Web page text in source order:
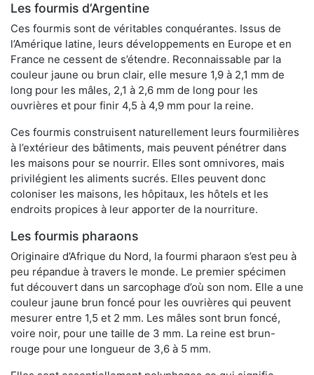
Les fourmis d’Argentine
Ces fourmis sont de véritables conquérantes. Issus de
l’Amérique latine, leurs développements en Europe et en
France ne cessent de s’étendre. Reconnaissable par la
couleur jaune ou brun clair, elle mesure 1,9 à 2,1 mm de
long pour les mâles, 2,1 à 2,6 mm de long pour les
ouvrières et pour finir 4,5 à 4,9 mm pour la reine.
Ces fourmis construisent naturellement leurs fourmilières
à l’extérieur des bâtiments, mais peuvent pénétrer dans
les maisons pour se nourrir. Elles sont omnivores, mais
privilégient les aliments sucrés. Elles peuvent donc
coloniser les maisons, les hôpitaux, les hôtels et les
endroits propices à leur apporter de la nourriture.
Les fourmis pharaons
Originaire d’Afrique du Nord, la fourmi pharaon s’est peu à
peu répandue à travers le monde. Le premier spécimen
fut découvert dans un sarcophage d’où son nom. Elle a une
couleur jaune brun foncé pour les ouvrières qui peuvent
mesurer entre 1,5 et 2 mm. Les mâles sont brun foncé,
voire noir, pour une taille de 3 mm. La reine est brun-
rouge pour une longueur de 3,6 à 5 mm.